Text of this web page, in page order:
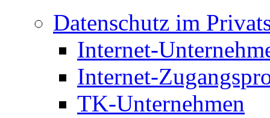
Datenschutz im
Internet-
Internet-
TK-Unternehmen